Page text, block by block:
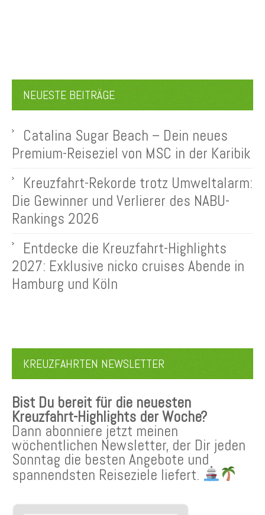
NEUESTE BEITRÄGE
Catalina Sugar Beach – Dein neues
Premium-Reiseziel von MSC in der Karibik
Kreuzfahrt-Rekorde trotz Umweltalarm:
Die Gewinner und Verlierer des NABU-
Rankings 2026
Entdecke die Kreuzfahrt-Highlights
2027: Exklusive nicko cruises Abende in
Hamburg und Köln
KREUZFAHRTEN NEWSLETTER
Bist Du bereit für die neuesten
Kreuzfahrt-Highlights der Woche?
Dann abonniere jetzt meinen
wöchentlichen Newsletter, der Dir jeden
Sonntag die besten Angebote und
spannendsten Reiseziele liefert.